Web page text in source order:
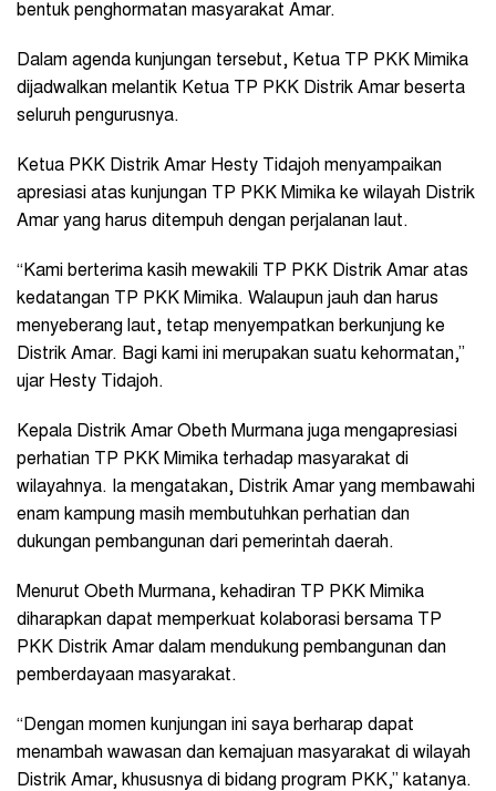
bentuk penghormatan masyarakat Amar.
Dalam agenda kunjungan tersebut, Ketua TP PKK Mimika
dijadwalkan melantik Ketua TP PKK Distrik Amar beserta
seluruh pengurusnya.
Ketua PKK Distrik Amar Hesty Tidajoh menyampaikan
apresiasi atas kunjungan TP PKK Mimika ke wilayah Distrik
Amar yang harus ditempuh dengan perjalanan laut.
“Kami berterima kasih mewakili TP PKK Distrik Amar atas
kedatangan TP PKK Mimika. Walaupun jauh dan harus
menyeberang laut, tetap menyempatkan berkunjung ke
Distrik Amar. Bagi kami ini merupakan suatu kehormatan,”
ujar Hesty Tidajoh.
Kepala Distrik Amar Obeth Murmana juga mengapresiasi
perhatian TP PKK Mimika terhadap masyarakat di
wilayahnya. Ia mengatakan, Distrik Amar yang membawahi
enam kampung masih membutuhkan perhatian dan
dukungan pembangunan dari pemerintah daerah.
Menurut Obeth Murmana, kehadiran TP PKK Mimika
diharapkan dapat memperkuat kolaborasi bersama TP
PKK Distrik Amar dalam mendukung pembangunan dan
pemberdayaan masyarakat.
“Dengan momen kunjungan ini saya berharap dapat
menambah wawasan dan kemajuan masyarakat di wilayah
Distrik Amar, khususnya di bidang program PKK,” katanya.